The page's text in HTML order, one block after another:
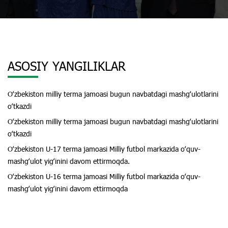
ASOSIY YANGILIKLAR
Oʻzbekiston milliy terma jamoasi bugun navbatdagi mashgʻulotlarini
oʻtkazdi
Oʻzbekiston milliy terma jamoasi bugun navbatdagi mashgʻulotlarini
oʻtkazdi
Oʻzbekiston U-17 terma jamoasi Milliy futbol markazida oʻquv-
mashgʻulot yigʻinini davom ettirmoqda.
Oʻzbekiston U-16 terma jamoasi Milliy futbol markazida oʻquv-
mashgʻulot yigʻinini davom ettirmoqda